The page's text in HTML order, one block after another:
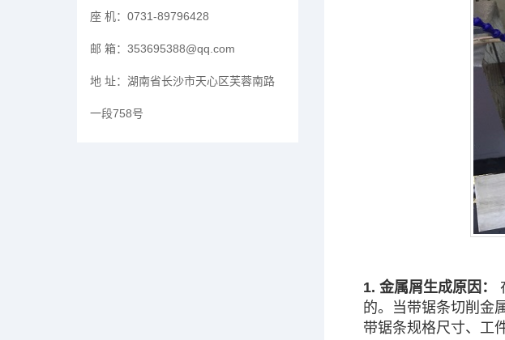
座 机： 0731-89796428
邮 箱： 353695388@qq.com
地 址： 湖南省长沙市天心区芙蓉南路
一段758号
1. 金属屑生成原因：
的。当带锯条切削金
带锯条规格尺寸、工